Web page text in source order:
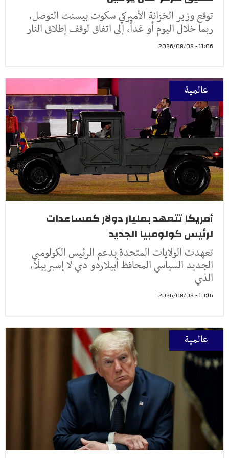
توقع وزير الخزانة الأميركي سكوت بيسنت التوصل،
ربما خلال اليوم أو غداً، إلى اتفاق لوقف إطلاق النار
11:06 - 2026/08/08
عالمية
أمريكا تتعهد بمليار دولار كمساعدات
لرئيس كولومبيا الجديد
تعهدت الولايات المتحدة بدعم الرئيس الكولومبي
الجديد السياسي المحافظ أبيلاردو دي لا إسبرييلا،
الذي
10:16 - 2026/08/08
عالمية